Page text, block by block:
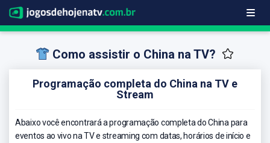
Como assistir o China na TV?
Programação completa do China na TV e
Stream
Abaixo você encontrará a programação completa do China para
eventos ao vivo na TV e streaming com datas, horários de início e